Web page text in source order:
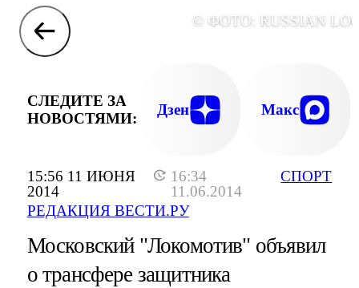
15:56 11 ИЮНЯ
2014
16:34
11.06.2014
РЕДАКЦИЯ ВЕСТИ.РУ
СПОРТ
© ФОТО: RUSSIAN
СЛЕДИТЕ ЗА
НОВОСТЯМИ:
Дзен Макс
Московский "Локомотив" объявил
о трансфере защитника